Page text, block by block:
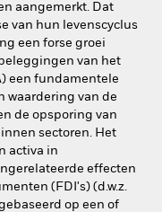
aangemerkt. Dat
van hun levenscyclus
een forse groei
van het
een fundamentele
waardering van de
de opsporing van
sectoren. Het
activa in
effecten
(FDI's) (d.w.z.
op een of